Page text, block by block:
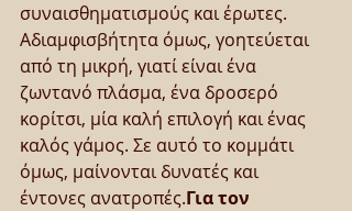
συναισθηματισμούς και έρωτες.
Αδιαμφισβήτητα όμως, γοητεύεται
από τη μικρή, γιατί είναι ένα
ζωντανό πλάσμα, ένα δροσερό
κορίτσι, μία καλή επιλογή και ένας
καλός γάμος. Σε αυτό το κομμάτι
όμως, μαίνονται δυνατές και
έντονες ανατροπές.Για τον